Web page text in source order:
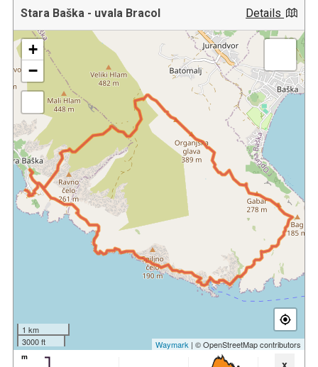
Details
Stara Baška - uvala Bracol
+
−
1 km
3000 ft
Waymark | © OpenStreetMap contributors
x
m